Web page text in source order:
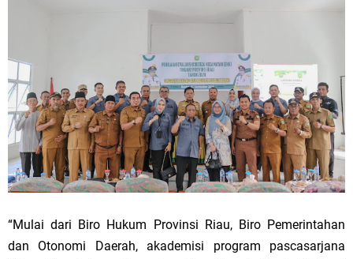
“Mulai dari Biro Hukum Provinsi Riau, Biro Pemerintahan
dan Otonomi Daerah, akademisi program pascasarjana